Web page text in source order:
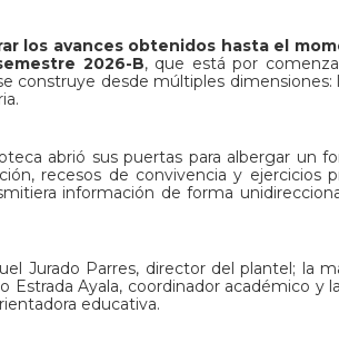
los avances obtenidos hasta el
2026-B, que está por
construye desde múltiples dimensiones:
abrió sus puertas para albergar un
recesos de convivencia y ejercicios
información de forma
Jurado Parres, director del plantel; la
Estrada Ayala, coordinador académico y
educativa.